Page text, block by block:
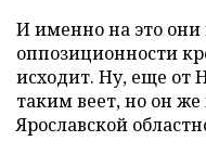
И именно на это они
оппозиционности
исходит. Ну, еще от
таким веет, но он же
Ярославской